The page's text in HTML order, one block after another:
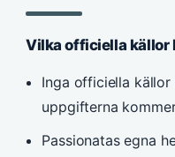
Vilka officiella
Inga officiella källor
uppgifterna
Passionatas egna